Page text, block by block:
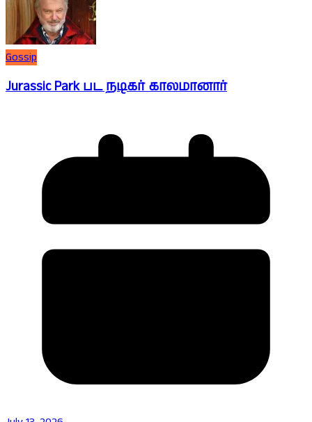
Gossip
Jurassic Park பட நடிகர் காலமானார்